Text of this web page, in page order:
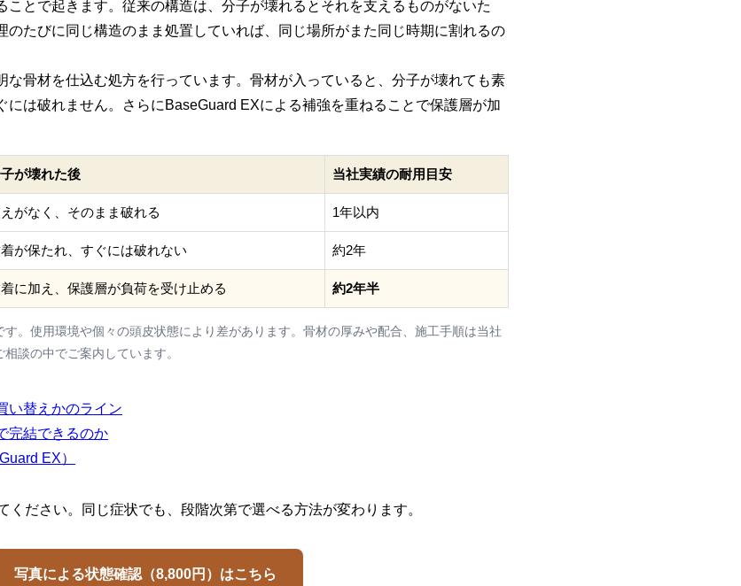
ことで起きます。従来の構造は、分子が壊れるとそれを支えるものがないた
のたびに同じ構造のまま処置していれば、同じ場所がまた同じ時期に割れるの
な骨材を仕込む処方を行っています。骨材が入っていると、分子が壊れても素
には破れません。さらにBaseGuard EXによる補強を重ねることで保護層が加
が壊れた後 当社実績の耐用目安
がなく、そのまま破れる 1年以内
が保たれ、すぐには破れない 約2年
に加え、保護層が負荷を受け止める 約2年半
。使用環境や個々の頭皮状態により差があります。骨材の厚みや配合、施工手順は当社
談の中でご案内しています。
い替えかのライン
完結できるのか
EX）
ください。同じ症状でも、段階次第で選べる方法が変わります。
写真による状態確認（8,800円）はこちら